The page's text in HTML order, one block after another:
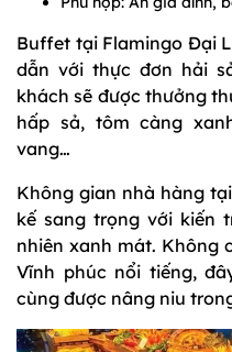
Buffet tại Flamingo Đại
dẫn với thực đơn hải
khách sẽ được thưởng
hấp sả, tôm càng
vang…
Không gian nhà hàng
kế sang trọng với kiến
nhiên xanh mát. Không
Vĩnh phúc nổi tiếng,
cùng được nâng niu